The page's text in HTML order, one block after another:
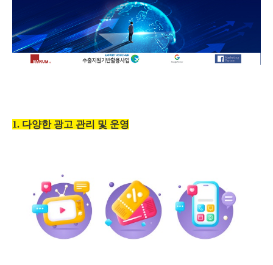
1. 다양한 광고 관리 및 운영